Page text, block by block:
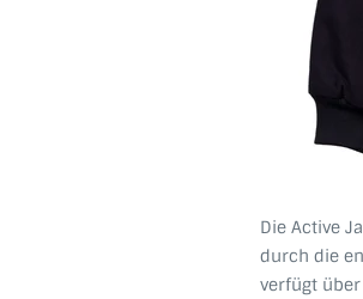
Die Active
durch die
verfügt